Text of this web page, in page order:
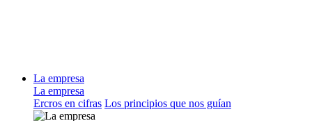
La empresa
La empresa
Ercros en cifras Los principios que nos guían